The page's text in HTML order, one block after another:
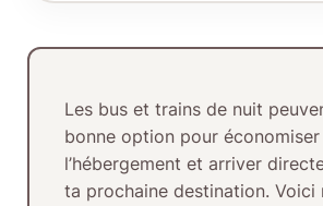
Les bus et trains de nuit
bonne option pour économiser
l’hébergement et arriver
ta prochaine destination. Voici